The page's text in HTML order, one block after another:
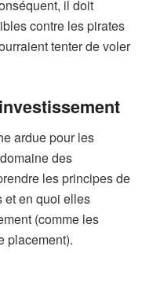
il doit
contre les pirates
tenter de voler
ardue pour les
des
les principes de
et en quoi elles
(comme les
placement).